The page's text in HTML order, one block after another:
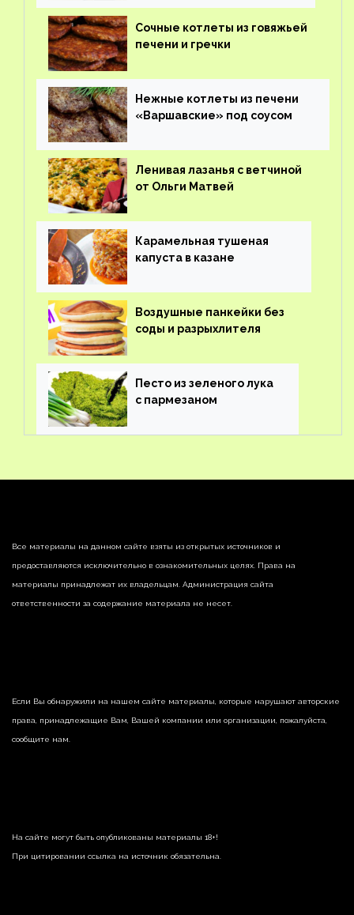
Сочные котлеты из говяжьей
печени и гречки
Нежные котлеты из печени
«Варшавские» под соусом
Ленивая лазанья с ветчиной
от Ольги Матвей
Карамельная тушеная
капуста в казане
Воздушные панкейки без
соды и разрыхлителя
Песто из зеленого лука
с пармезаном
Все материалы на данном сайте взяты из открытых источников и
предоставляются исключительно в ознакомительных целях. Права на
материалы принадлежат их владельцам. Администрация сайта
ответственности за содержание материала не несет.
Если Вы обнаружили на нашем сайте материалы, которые нарушают авторские
права, принадлежащие Вам, Вашей компании или организации, пожалуйста,
сообщите нам.
На сайте могут быть опубликованы материалы 18+!
При цитировании ссылка на источник обязательна.